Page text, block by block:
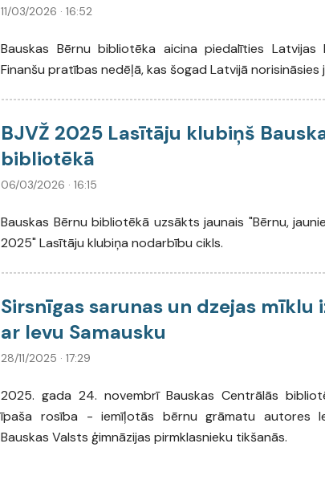
11/03/2026 · 16:52
Bauskas Bērnu bibliotēka aicina piedalīties Latvijas
Finanšu pratības nedēļā, kas šogad Latvijā norisināsies
BJVŽ 2025 Lasītāju klubiņš
bibliotēkā
06/03/2026 · 16:15
Bauskas Bērnu bibliotēkā uzsākts jaunais "Bērnu,
2025" Lasītāju klubiņa nodarbību cikls.
Sirsnīgas sarunas un dzejas mīklu
ar Ievu Samausku
28/11/2025 · 17:29
2025. gada 24. novembrī Bauskas Centrālās
īpaša rosība - iemīļotās bērnu grāmatu autores
Bauskas Valsts ģimnāzijas pirmklasnieku tikšanās.